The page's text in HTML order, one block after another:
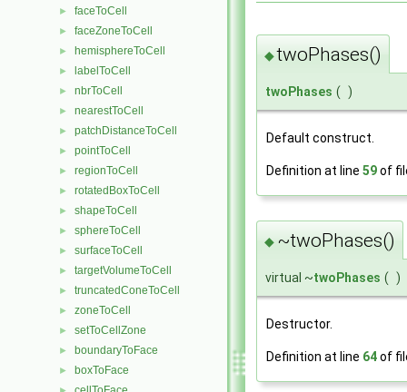
► faceToCell
► faceZoneToCell
► hemisphereToCell
► labelToCell
► nbrToCell
► nearestToCell
► patchDistanceToCell
► pointToCell
► regionToCell
► rotatedBoxToCell
► shapeToCell
► sphereToCell
► surfaceToCell
► targetVolumeToCell
► truncatedConeToCell
► zoneToCell
► setToCellZone
► boundaryToFace
► boxToFace
◆twoPhases()
twoPhases ( )
Default construct.
Definition at line 59of
◆ ~twoPhases()
virtual ~twoPhases ( )
Destructor.
Definition at line 64of